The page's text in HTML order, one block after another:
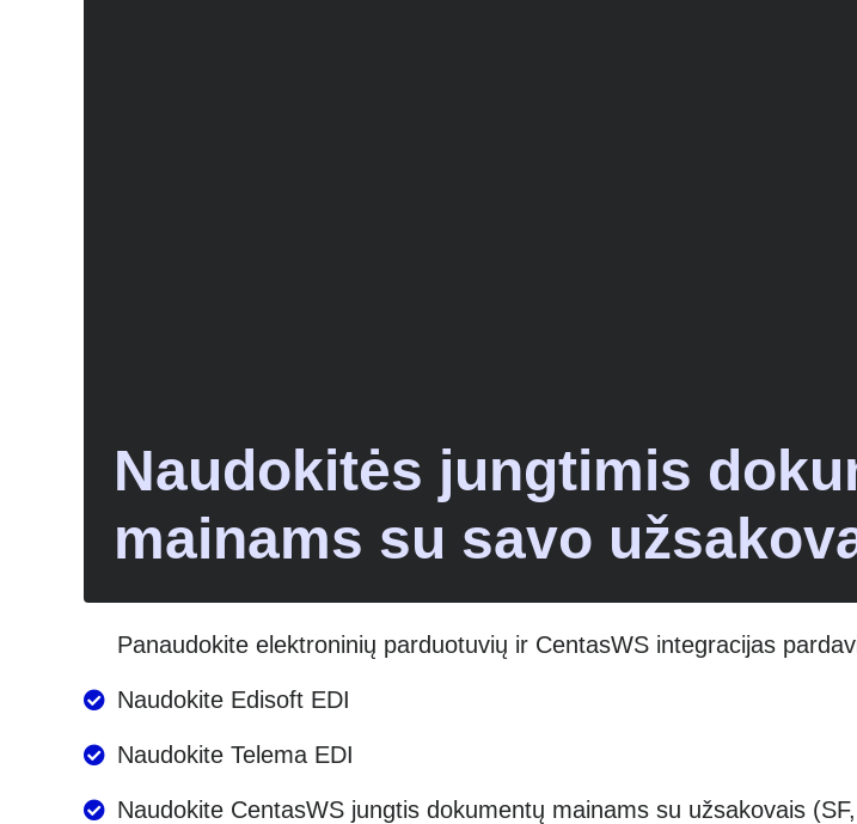
Naudokitės jungtimis
mainams su savo
Panaudokite elektroninių parduotuvių ir CentasWS integracijas
Naudokite Edisoft EDI
Naudokite Telema EDI
Naudokite CentasWS jungtis dokumentų mainams su užsakovais